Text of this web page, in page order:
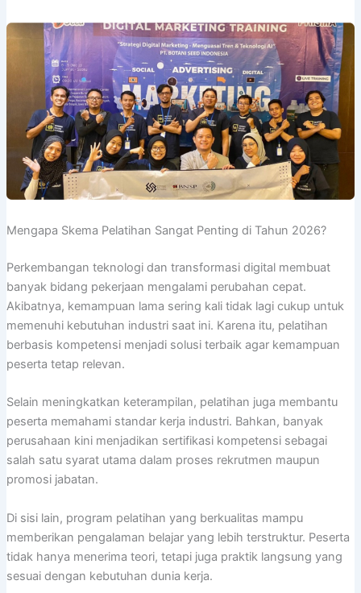
Mengapa Skema Pelatihan Sangat Penting di Tahun 2026?
Perkembangan teknologi dan transformasi digital membuat
banyak bidang pekerjaan mengalami perubahan cepat.
Akibatnya, kemampuan lama sering kali tidak lagi cukup untuk
memenuhi kebutuhan industri saat ini. Karena itu, pelatihan
berbasis kompetensi menjadi solusi terbaik agar kemampuan
peserta tetap relevan.
Selain meningkatkan keterampilan, pelatihan juga membantu
peserta memahami standar kerja industri. Bahkan, banyak
perusahaan kini menjadikan sertifikasi kompetensi sebagai
salah satu syarat utama dalam proses rekrutmen maupun
promosi jabatan.
Di sisi lain, program pelatihan yang berkualitas mampu
memberikan pengalaman belajar yang lebih terstruktur. Peserta
tidak hanya menerima teori, tetapi juga praktik langsung yang
sesuai dengan kebutuhan dunia kerja.